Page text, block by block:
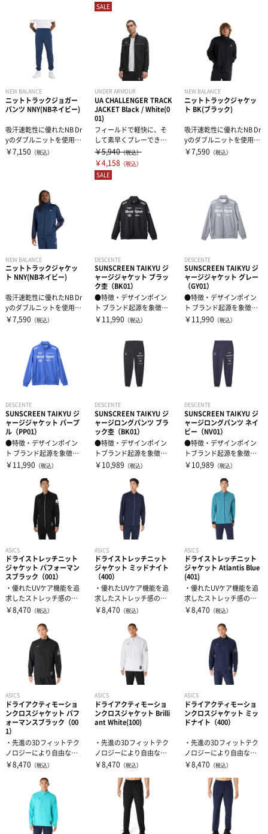
SALE
NEW BALANCE
ニットトラックジョガー
パンツ NNY(NBネイビー)
吸汗速乾性に優れたNB Dr
yのダブルニットを使用し
たトラックパンツ。足元
￥7,150 （税込）
UNDER ARMOUR
UA CHALLENGER TRACK
JACKET Black / White(0
01)
フィールドで軽快に、そ
して素早くプレーできる
ように開発したウェア。
このギアは毎シ...
￥5,940（税込）
￥4,158 （税込）
SALE
NEW BALANCE
ニットトラックジャケッ
ト BK(ブラック)
吸汗速乾性に優れたNB Dr
yのダブルニットを使用し
たトラックジャケットで
￥7,590 （税込）
NEW BALANCE
ニットトラックジャケッ
ト NNY(NBネイビー)
吸汗速乾性に優れたNB Dr
yのダブルニットを使用し
たトラックジャケットで
￥7,590 （税込）
DESCENTE
SUNSCREEN TAIKYU ジ
ャージジャケット ブラッ
ク杢（BK01）
●特徴・デザインポイン
ト ブランド起源を象徴す
るオーセンティックロゴ
￥11,990 （税込）
DESCENTE
SUNSCREEN TAIKYU ジ
ャージジャケット グレー
（GY01）
●特徴・デザインポイン
ト ブランド起源を象徴す
るオーセンティックロゴ
￥11,990 （税込）
DESCENTE
SUNSCREEN TAIKYU ジ
ャージジャケット パープ
ル（PP01）
●特徴・デザインポイン
ト ブランド起源を象徴す
るオーセンティックロゴ
￥11,990 （税込）
DESCENTE
SUNSCREEN TAIKYU ジ
ャージロングパンツ ブラ
ック杢（BK01）
●特徴・デザインポイン
トブランド起源を象徴す
るオーセンティックロゴ
￥10,989 （税込）
DESCENTE
SUNSCREEN TAIKYU ジ
ャージロングパンツ ネイ
ビー（NV01）
●特徴・デザインポイン
トブランド起源を象徴す
るオーセンティックロゴ
￥10,989 （税込）
ASICS
ドライストレッチニット
ジャケット パフォーマン
スブラック（001）
・優れたUVケア機能を追
求したストレッチ感のあ
るニット素材を採用・左
￥8,470 （税込）
ASICS
ドライストレッチニット
ジャケット ミッドナイト
（400）
・優れたUVケア機能を追
求したストレッチ感のあ
るニット素材を採用・左
￥8,470 （税込）
ASICS
ドライストレッチニット
ジャケット Atlantis Blue
(401)
・優れたUVケア機能を追
求したストレッチ感のあ
るニット素材を採用・左
￥8,470 （税込）
ASICS
ドライアクティモーショ
ンクロスジャケット パフ
ォーマンスブラック（00
1）
・先進の3Dフィットテク
ノロジーにより自由な動
きを追求・優れたUVケア
￥8,470 （税込）
ASICS
ドライアクティモーショ
ンクロスジャケット Brilli
ant White(100)
・先進の3Dフィットテク
ノロジーにより自由な動
きを追求・優れたUVケア
￥8,470 （税込）
ASICS
ドライアクティモーショ
ンクロスジャケット ミッ
ドナイト（400）
・先進の3Dフィットテク
ノロジーにより自由な動
きを追求・優れたUVケア
￥8,470 （税込）